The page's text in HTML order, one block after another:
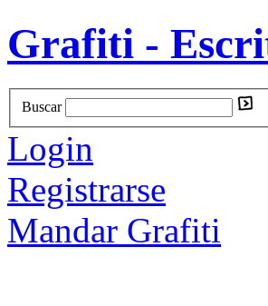
Grafiti -
Buscar
Login
Registrarse
Mandar Grafiti